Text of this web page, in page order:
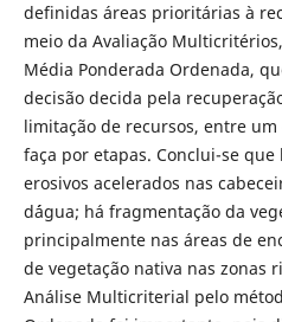
definidas áreas prioritárias à
meio da Avaliação
Média Ponderada Ordenada,
decisão decida pela
limitação de recursos, entre
faça por etapas. Conclui-se que
erosivos acelerados nas
d´água; há fragmentação da
principalmente nas áreas de
de vegetação nativa nas zonas
Análise Multicriterial pelo